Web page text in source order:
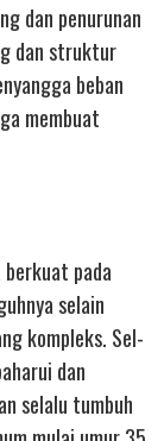
dan penurunan
dan struktur
beban
membuat
berkuat pada
selain
kompleks. Sel-
dan
selalu tumbuh